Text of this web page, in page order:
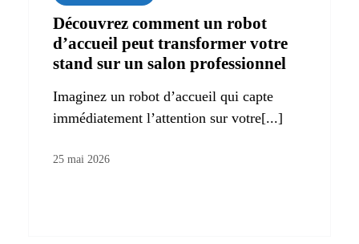
Découvrez comment un robot
d’accueil peut transformer votre
stand sur un salon professionnel
Imaginez un robot d’accueil qui capte
immédiatement l’attention sur votre[...]
25 mai 2026